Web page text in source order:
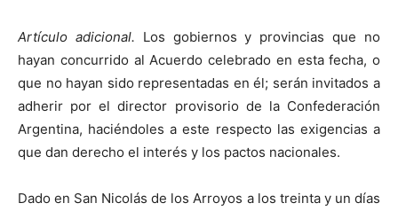
Artículo adicional. Los gobiernos y provincias que no
hayan concurrido al Acuerdo celebrado en esta fecha, o
que no hayan sido representadas en él; serán invitados a
adherir por el director provisorio de la Confederación
Argentina, haciéndoles a este respecto las exigencias a
que dan derecho el interés y los pactos nacionales.
Dado en San Nicolás de los Arroyos a los treinta y un días